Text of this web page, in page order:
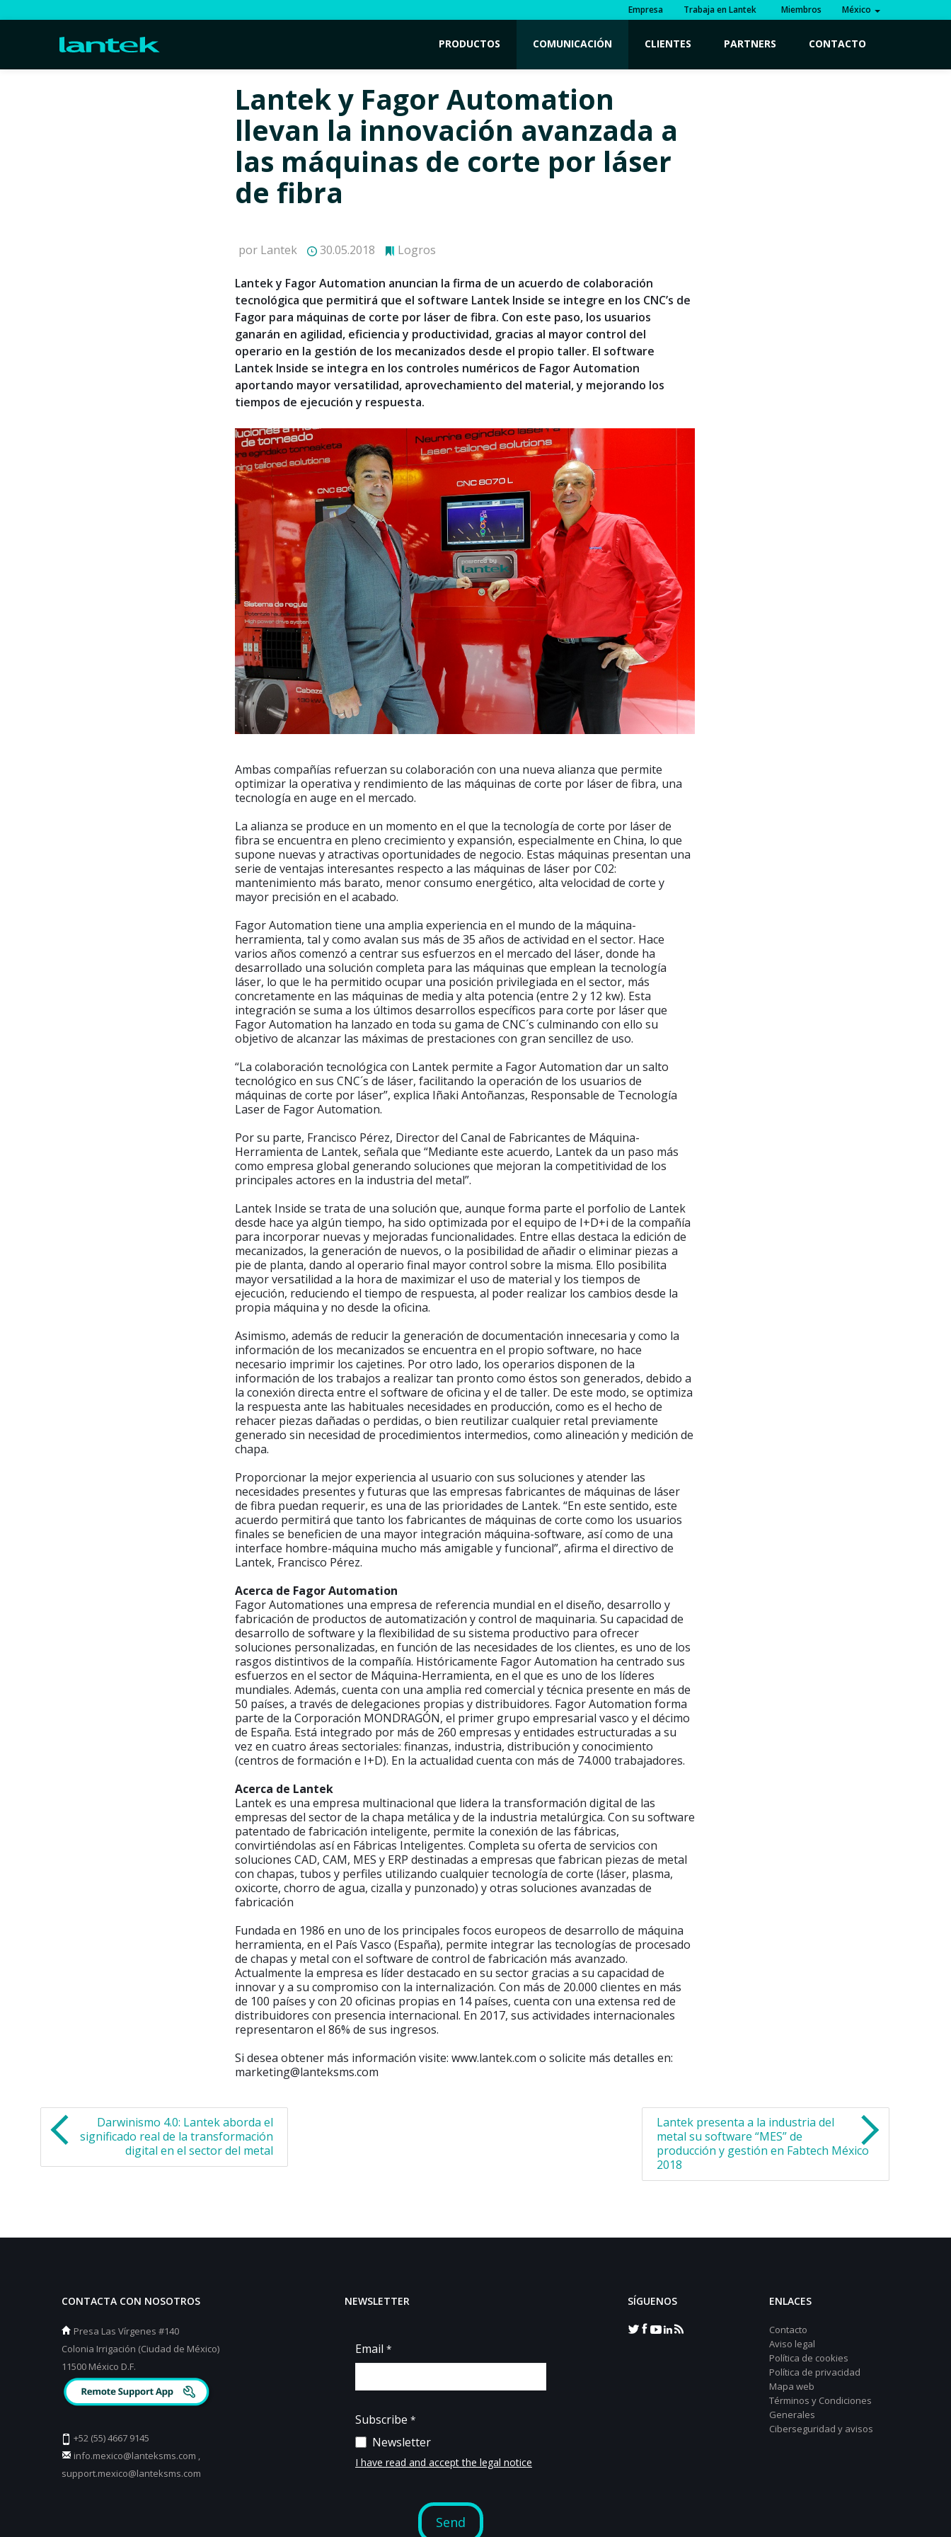
Empresa Trabaja en Lantek Miembros México
PRODUCTOS COMUNICACIÓN CLIENTES PARTNERS CONTACTO
Lantek y Fagor Automation
llevan la innovación avanzada a
las máquinas de corte por láser
de fibra
por Lantek 30.05.2018 Logros
Lantek y Fagor Automation anuncian la firma de un acuerdo de colaboración
tecnológica que permitirá que el software Lantek Inside se integre en los CNC’s de
Fagor para máquinas de corte por láser de fibra. Con este paso, los usuarios
ganarán en agilidad, eficiencia y productividad, gracias al mayor control del
operario en la gestión de los mecanizados desde el propio taller. El software
Lantek Inside se integra en los controles numéricos de Fagor Automation
aportando mayor versatilidad, aprovechamiento del material, y mejorando los
tiempos de ejecución y respuesta.
Ambas compañías refuerzan su colaboración con una nueva alianza que permite
optimizar la operativa y rendimiento de las máquinas de corte por láser de fibra, una
tecnología en auge en el mercado.
La alianza se produce en un momento en el que la tecnología de corte por láser de
fibra se encuentra en pleno crecimiento y expansión, especialmente en China, lo que
supone nuevas y atractivas oportunidades de negocio. Estas máquinas presentan una
serie de ventajas interesantes respecto a las máquinas de láser por C02:
mantenimiento más barato, menor consumo energético, alta velocidad de corte y
mayor precisión en el acabado.
Fagor Automation tiene una amplia experiencia en el mundo de la máquina-
herramienta, tal y como avalan sus más de 35 años de actividad en el sector. Hace
varios años comenzó a centrar sus esfuerzos en el mercado del láser, donde ha
desarrollado una solución completa para las máquinas que emplean la tecnología
láser, lo que le ha permitido ocupar una posición privilegiada en el sector, más
concretamente en las máquinas de media y alta potencia (entre 2 y 12 kw). Esta
integración se suma a los últimos desarrollos específicos para corte por láser que
Fagor Automation ha lanzado en toda su gama de CNC´s culminando con ello su
objetivo de alcanzar las máximas de prestaciones con gran sencillez de uso.
“La colaboración tecnológica con Lantek permite a Fagor Automation dar un salto
tecnológico en sus CNC´s de láser, facilitando la operación de los usuarios de
máquinas de corte por láser”, explica Iñaki Antoñanzas, Responsable de Tecnología
Laser de Fagor Automation.
Por su parte, Francisco Pérez, Director del Canal de Fabricantes de Máquina-
Herramienta de Lantek, señala que “Mediante este acuerdo, Lantek da un paso más
como empresa global generando soluciones que mejoran la competitividad de los
principales actores en la industria del metal”.
Lantek Inside se trata de una solución que, aunque forma parte el porfolio de Lantek
desde hace ya algún tiempo, ha sido optimizada por el equipo de I+D+i de la compañía
para incorporar nuevas y mejoradas funcionalidades. Entre ellas destaca la edición de
mecanizados, la generación de nuevos, o la posibilidad de añadir o eliminar piezas a
pie de planta, dando al operario final mayor control sobre la misma. Ello posibilita
mayor versatilidad a la hora de maximizar el uso de material y los tiempos de
ejecución, reduciendo el tiempo de respuesta, al poder realizar los cambios desde la
propia máquina y no desde la oficina.
Asimismo, además de reducir la generación de documentación innecesaria y como la
información de los mecanizados se encuentra en el propio software, no hace
necesario imprimir los cajetines. Por otro lado, los operarios disponen de la
información de los trabajos a realizar tan pronto como éstos son generados, debido a
la conexión directa entre el software de oficina y el de taller. De este modo, se optimiza
la respuesta ante las habituales necesidades en producción, como es el hecho de
rehacer piezas dañadas o perdidas, o bien reutilizar cualquier retal previamente
generado sin necesidad de procedimientos intermedios, como alineación y medición de
chapa.
Proporcionar la mejor experiencia al usuario con sus soluciones y atender las
necesidades presentes y futuras que las empresas fabricantes de máquinas de láser
de fibra puedan requerir, es una de las prioridades de Lantek. “En este sentido, este
acuerdo permitirá que tanto los fabricantes de máquinas de corte como los usuarios
finales se beneficien de una mayor integración máquina-software, así como de una
interface hombre-máquina mucho más amigable y funcional”, afirma el directivo de
Lantek, Francisco Pérez.
Acerca de Fagor Automation
Fagor Automationes una empresa de referencia mundial en el diseño, desarrollo y
fabricación de productos de automatización y control de maquinaria. Su capacidad de
desarrollo de software y la flexibilidad de su sistema productivo para ofrecer
soluciones personalizadas, en función de las necesidades de los clientes, es uno de los
rasgos distintivos de la compañía. Históricamente Fagor Automation ha centrado sus
esfuerzos en el sector de Máquina-Herramienta, en el que es uno de los líderes
mundiales. Además, cuenta con una amplia red comercial y técnica presente en más de
50 países, a través de delegaciones propias y distribuidores. Fagor Automation forma
parte de la Corporación MONDRAGÓN, el primer grupo empresarial vasco y el décimo
de España. Está integrado por más de 260 empresas y entidades estructuradas a su
vez en cuatro áreas sectoriales: finanzas, industria, distribución y conocimiento
(centros de formación e I+D). En la actualidad cuenta con más de 74.000 trabajadores.
Acerca de Lantek
Lantek es una empresa multinacional que lidera la transformación digital de las
empresas del sector de la chapa metálica y de la industria metalúrgica. Con su software
patentado de fabricación inteligente, permite la conexión de las fábricas,
convirtiéndolas así en Fábricas Inteligentes. Completa su oferta de servicios con
soluciones CAD, CAM, MES y ERP destinadas a empresas que fabrican piezas de metal
con chapas, tubos y perfiles utilizando cualquier tecnología de corte (láser, plasma,
oxicorte, chorro de agua, cizalla y punzonado) y otras soluciones avanzadas de
fabricación
Fundada en 1986 en uno de los principales focos europeos de desarrollo de máquina
herramienta, en el País Vasco (España), permite integrar las tecnologías de procesado
de chapas y metal con el software de control de fabricación más avanzado.
Actualmente la empresa es líder destacado en su sector gracias a su capacidad de
innovar y a su compromiso con la internalización. Con más de 20.000 clientes en más
de 100 países y con 20 oficinas propias en 14 países, cuenta con una extensa red de
distribuidores con presencia internacional. En 2017, sus actividades internacionales
representaron el 86% de sus ingresos.
Si desea obtener más información visite: www.lantek.com o solicite más detalles en:
marketing@lanteksms.com
Darwinismo 4.0: Lantek aborda el
significado real de la transformación
digital en el sector del metal
Lantek presenta a la industria del
metal su software “MES” de
producción y gestión en Fabtech México
2018
CONTACTA CON NOSOTROS
Presa Las Vírgenes #140
Colonia Irrigación (Ciudad de México)
11500 México D.F.
+52 (55) 4667 9145
info.mexico@lanteksms.com ,
support.mexico@lanteksms.com
NEWSLETTER SÍGUENOS ENLACES
Contacto
Aviso legal
Política de cookies
Política de privacidad
Mapa web
Términos y Condiciones
Generales
Ciberseguridad y avisos